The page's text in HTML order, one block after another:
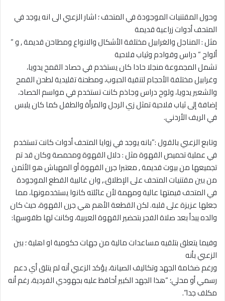
‎وحول المقتنيات الموجودة في المتحف ؛ اشار الزعبي الى انه يوجد في
المتحف أدوات زراعية قديمة
‎مثل : المناجل والغرابيل مختلفة الأشكال والانواع ومطاحن قديمة , و “
ألواح “ دراس وقوادم وثياب فلاحية
‎تشمل المجموعة منجلا حادا كان يستخدم في حصاد القمح يدويا،
وغرابيل مختلفة الأحجام لتنقية الحبوب، ومطحنة تقليدية لطحن القمح
والشعير يدويا، ولوح دراس وجاذم كانت تستخدم في مواسم الحصاد،
إضافة إلى ثياب فلاحية تمثل زي الرجل والمرأة والطفل كما كان يلبس
في الريف الأردني.
‎وتابع الزعبي بالقول :”بانه يوجد في زوايا المتحف أدوات كانت تستخدم
في عملية تحميص القهوة مثل : دلال القهوة ومحمصة وكان قد تم
تجميعها من بيوت قديمة , معتبرا جرن القهوة أو المهباش هو الأثمن
من بين مقتنيات المتحف على الإطلاق., وان غالبية القطع الموجودة
في المتحف قيمتها عالية ومهمة لأن عائلته كانوا يستخدمونها، مما
جعلها عزيزة على قلبه. لكن القطعة الأهم هي جرن القهوة، حيث كان
والده يبدأ بعد صلاة الفجر بتحضير القهوة العربية، وكانت لها طقوسها:
‎وفيما يتعلق بتلقيه مساعدات مالية من جهات حكومية او اهلية ؛ بين
الزعبي بأنه
‎ورغم ضخامة الجهد وتكاليف الصيانة، يؤكد الزعبي أنه لم يتلق أي دعم
رسمي أو محلي؛ “هذا الجهد الكبير أحافظ عليه بجهودي الفردية، رغم أنه
مكلف جدا”.